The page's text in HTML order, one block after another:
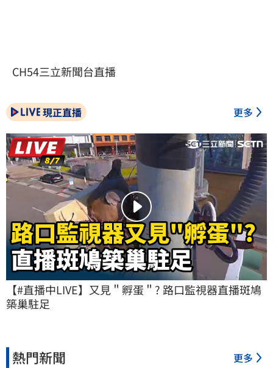
CH54三立新聞台直播
現正直播 更多
【#直播中LIVE】又見＂孵蛋＂? 路口監視器直播斑鳩
築巢駐足
熱門新聞 更多